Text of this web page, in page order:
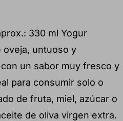
330 ml Yogur
oveja, untuoso y
un sabor muy fresco y
para consumir solo o
de fruta, miel, azúcar o
de oliva virgen extra.